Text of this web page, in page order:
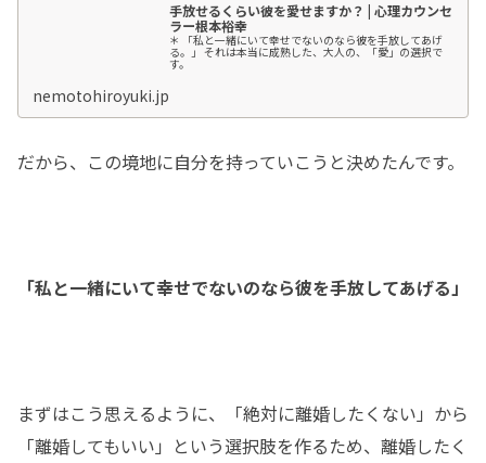
手放せるくらい彼を愛せますか？ | 心理カウンセ
ラー根本裕幸
＊ 「私と一緒にいて幸せでないのなら彼を手放してあげ
る。」 それは本当に成熟した、大人の、「愛」の選択で
す。
nemotohiroyuki.jp
だから、この境地に自分を持っていこうと決めたんです。
「私と一緒にいて幸せでないのなら彼を手放してあげる」
まずはこう思えるように、「絶対に離婚したくない」から
「離婚してもいい」という選択肢を作るため、離婚したく